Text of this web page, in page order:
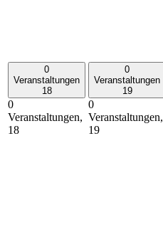
0
Veranstaltungen
18
0
Veranstaltungen,
18
0
Veranstaltungen
19
0
Veranstaltungen,
19